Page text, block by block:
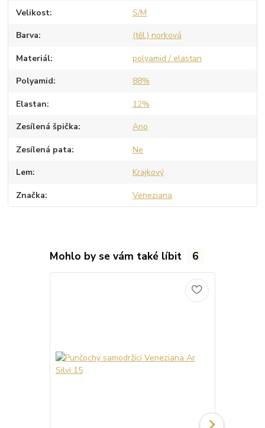
Velikost S/M
Barva (těl.) norková
Materiál polyamid / elastan
Polyamid 88%
Elastan 12%
Zesílená špička Ano
Zesílená pata Ne
Lem Krajkový
Značka Veneziana
Mohlo by se vám také líbit 6